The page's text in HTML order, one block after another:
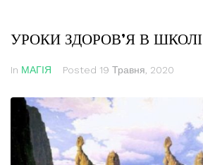
УРОКИ ЗДОРОВ’Я В
In МАГІЯ Posted 19 Травня, 2020